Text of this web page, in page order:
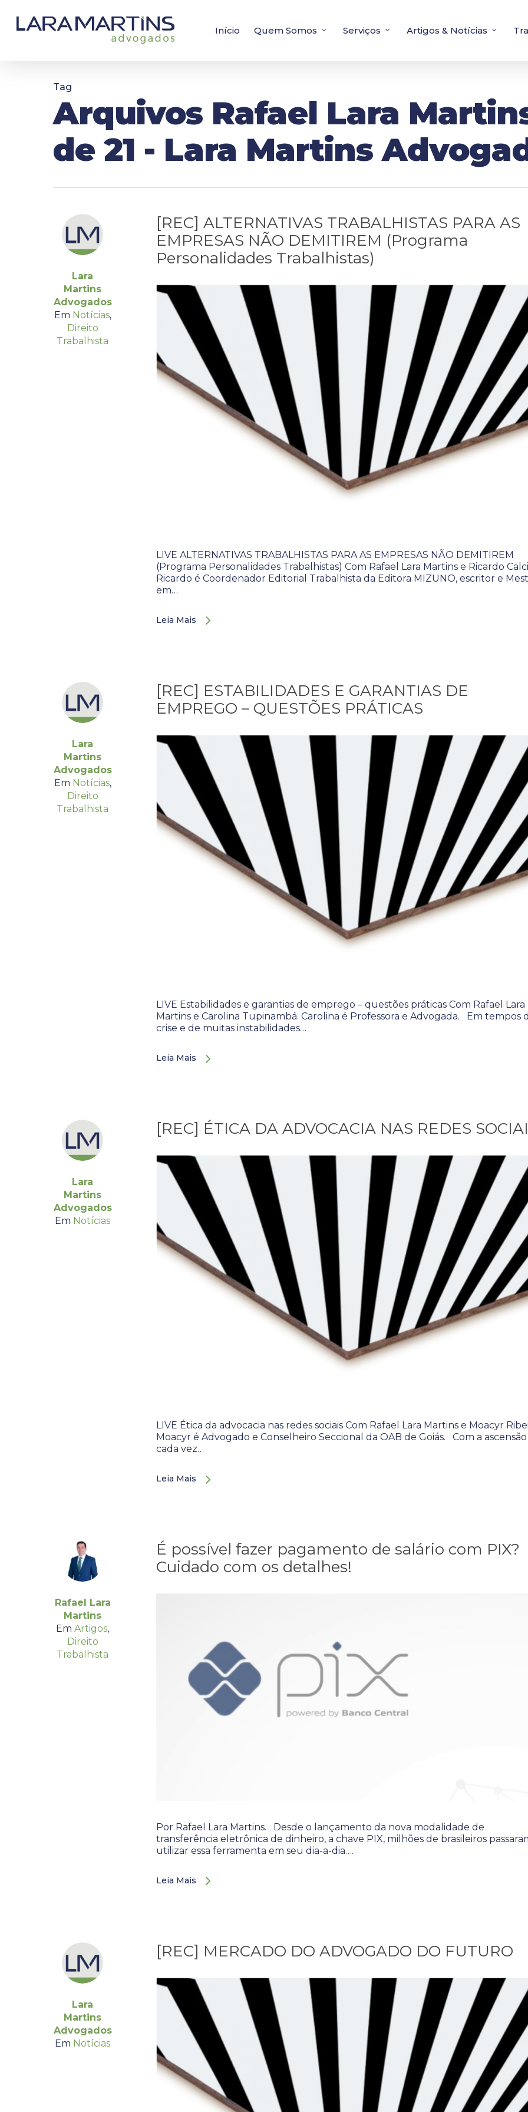
main
Início Quem Somos Serviços Artigos & Notícias
Tag
Arquivos Rafael Lara
de 21 - Lara Martins
Lara
Martins
Advogados
Em Notícias,
Direito
Trabalhista
[REC] ALTERNATIVAS TRABALHISTAS PARA AS
EMPRESAS NÃO DEMITIREM (Programa
Personalidades Trabalhistas)
LIVE ALTERNATIVAS TRABALHISTAS PARA AS EMPRESAS NÃO DEMITIREM
(Programa Personalidades Trabalhistas) Com Rafael Lara Martins e Ricardo
Ricardo é Coordenador Editorial Trabalhista da Editora MIZUNO, escritor e
em…
Leia Mais
Lara
Martins
Advogados
Em Notícias,
Direito
Trabalhista
[REC] ESTABILIDADES E GARANTIAS DE
EMPREGO – QUESTÕES PRÁTICAS
LIVE Estabilidades e garantias de emprego – questões práticas Com Rafael Lara
Martins e Carolina Tupinambá. Carolina é Professora e Advogada. Em tempos
crise e de muitas instabilidades…
Leia Mais
Lara
Martins
Advogados
Em Notícias
[REC] ÉTICA DA ADVOCACIA NAS REDES
LIVE Ética da advocacia nas redes sociais Com Rafael Lara Martins e Moacyr
Moacyr é Advogado e Conselheiro Seccional da OAB de Goiás. Com a ascensão
cada vez…
Leia Mais
Rafael Lara
Martins
Em Artigos,
Direito
Trabalhista
É possível fazer pagamento de salário com PIX?
Cuidado com os detalhes!
Por Rafael Lara Martins. Desde o lançamento da nova modalidade de
transferência eletrônica de dinheiro, a chave PIX, milhões de brasileiros
utilizar essa ferramenta em seu dia-a-dia….
Leia Mais
Lara
Martins
Advogados
Em Notícias
[REC] MERCADO DO ADVOGADO DO FUTURO